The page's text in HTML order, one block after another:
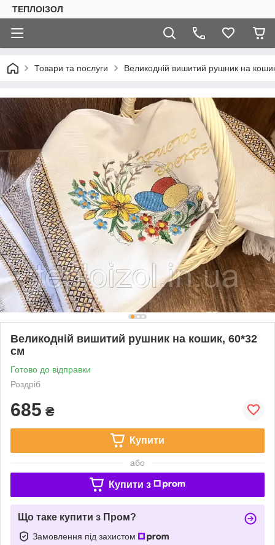
ТЕПЛОIЗОЛ
Товари та послуги Великодній вишитий рушник на
Великодній вишитий рушник на кошик, 60*32
см
Готово до відправки
Роздріб
685 ₴
Купити
або
Купити з
Що таке купити з Пром?
Замовлення під захистом